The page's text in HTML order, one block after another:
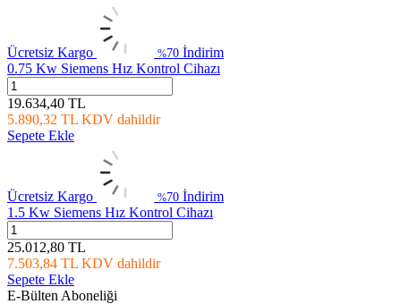
Ücretsiz Kargo %70 İndirim
0.75 Kw Siemens Hız Kontrol Cihazı
19.634,40 TL
5.890,32 TL KDV dahildir
Sepete Ekle
Ücretsiz Kargo %70 İndirim
1.5 Kw Siemens Hız Kontrol Cihazı
25.012,80 TL
7.503,84 TL KDV dahildir
Sepete Ekle
E-Bülten Aboneliği